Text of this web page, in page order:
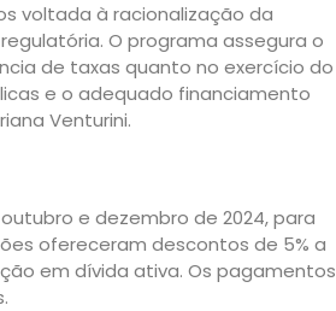
voltada à racionalização da
O programa assegura o
de taxas quanto no exercício do
e o adequado financiamento
Venturini.
e dezembro de 2024, para
ofereceram descontos de 5% a
em dívida ativa. Os pagamentos